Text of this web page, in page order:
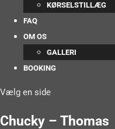
KØRSELSTILLÆG
FAQ
OM OS
GALLERI
BOOKING
Vælg en side
Chucky – Thomas